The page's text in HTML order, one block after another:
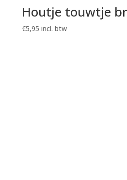
Houtje touwtje
€5,95 incl. btw